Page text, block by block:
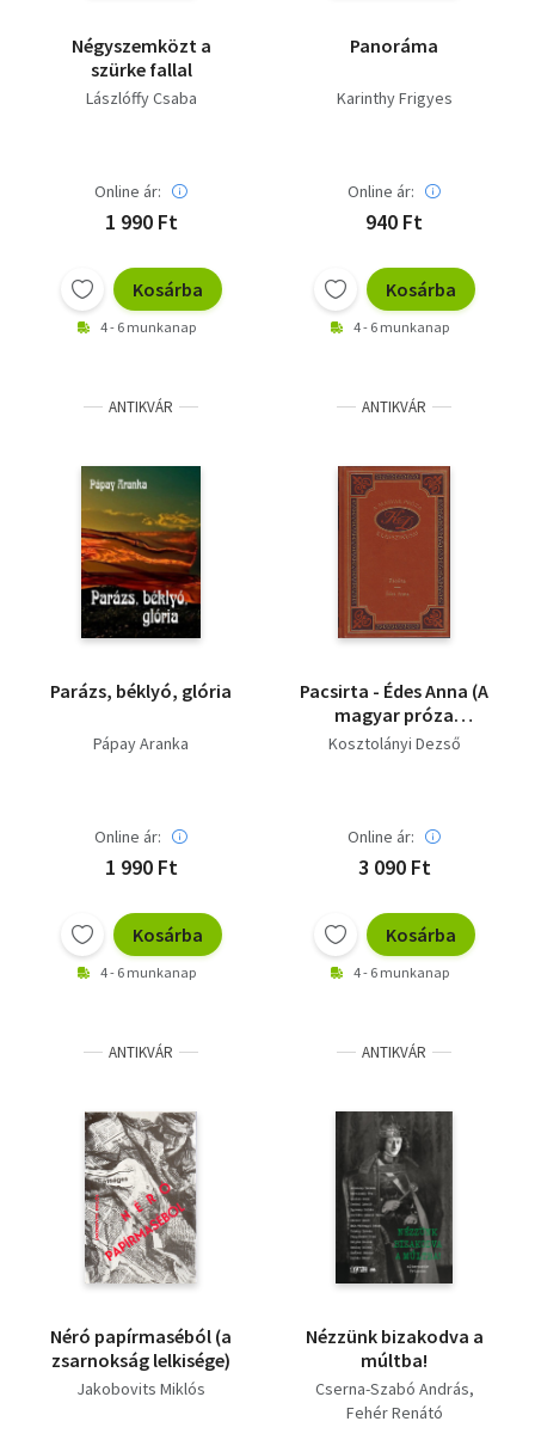
Négyszemközt a
szürke fallal
Lászlóffy Csaba
Online ár:
1 990 Ft
Kosárba
4 - 6 munkanap
Panoráma
Karinthy Frigyes
Online ár:
940 Ft
Kosárba
4 - 6 munkanap
ANTIKVÁR
Parázs, béklyó, glória
Pápay Aranka
Online ár:
1 990 Ft
Kosárba
4 - 6 munkanap
ANTIKVÁR
Pacsirta - Édes Anna (A
magyar próza
klasszikusai 4.)
Kosztolányi Dezső
Online ár:
3 090 Ft
Kosárba
4 - 6 munkanap
ANTIKVÁR
Néró papírmaséból (a
zsarnokság lelkisége)
Jakobovits Miklós
ANTIKVÁR
Nézzünk bizakodva a
múltba!
Cserna-Szabó András
Fehér Renátó